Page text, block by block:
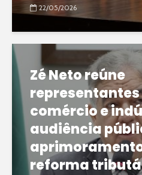
22/05/2026
Zé Neto reúne
representantes
comércio e
audiência
reforma